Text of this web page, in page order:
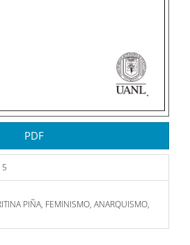
PDF
PIÑA, FEMINISMO, ANARQUISMO,